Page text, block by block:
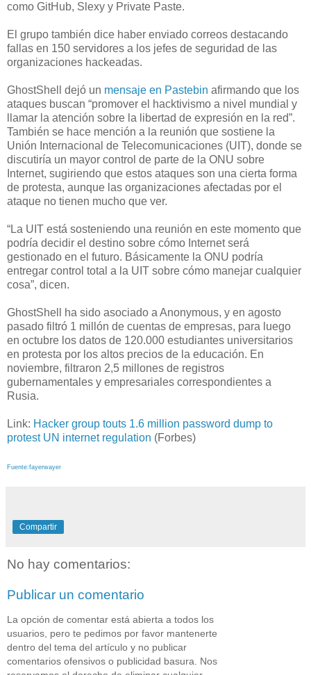
como GitHub, Slexy y Private Paste.
El grupo también dice haber enviado correos destacando
fallas en 150 servidores a los jefes de seguridad de las
organizaciones hackeadas.
GhostShell dejó un mensaje en Pastebin afirmando que los
ataques buscan “promover el hacktivismo a nivel mundial y
llamar la atención sobre la libertad de expresión en la red”.
También se hace mención a la reunión que sostiene la
Unión Internacional de Telecomunicaciones (UIT), donde se
discutiría un mayor control de parte de la ONU sobre
Internet, sugiriendo que estos ataques son una cierta forma
de protesta, aunque las organizaciones afectadas por el
ataque no tienen mucho que ver.
“La UIT está sosteniendo una reunión en este momento que
podría decidir el destino sobre cómo Internet será
gestionado en el futuro. Básicamente la ONU podría
entregar control total a la UIT sobre cómo manejar cualquier
cosa”, dicen.
GhostShell ha sido asociado a Anonymous, y en agosto
pasado filtró 1 millón de cuentas de empresas, para luego
en octubre los datos de 120.000 estudiantes universitarios
en protesta por los altos precios de la educación. En
noviembre, filtraron 2,5 millones de registros
gubernamentales y empresariales correspondientes a
Rusia.
Link: Hacker group touts 1.6 million password dump to
protest UN internet regulation (Forbes)
Fuente:fayerwayer
Compartir
No hay comentarios:
Publicar un comentario
La opción de comentar está abierta a todos los
usuarios, pero te pedimos por favor mantenerte
dentro del tema del artículo y no publicar
comentarios ofensivos o publicidad basura. Nos